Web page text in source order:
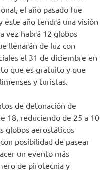
el año pasado fue
este año tendrá una visión
vez habrá 12 globos
llenarán de luz con
el 31 de diciembre en
que es gratuito y que
y turistas.
de detonación de
18, reduciendo de 25 a 10
globos aerostáticos
posibilidad de pasear
un evento más
de pirotecnia y